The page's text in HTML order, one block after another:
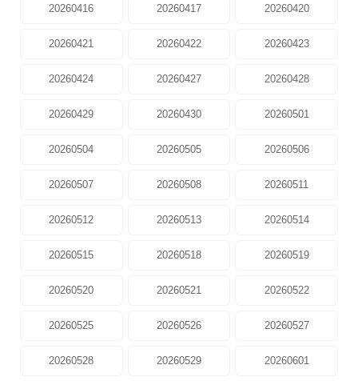
20260416 20260417 20260420
20260421 20260422 20260423
20260424 20260427 20260428
20260429 20260430 20260501
20260504 20260505 20260506
20260507 20260508 20260511
20260512 20260513 20260514
20260515 20260518 20260519
20260520 20260521 20260522
20260525 20260526 20260527
20260528 20260529 20260601